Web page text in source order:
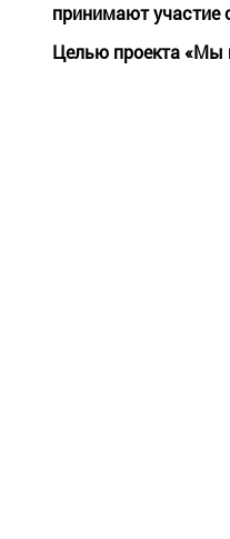
принимают
Целью проекта «Мы